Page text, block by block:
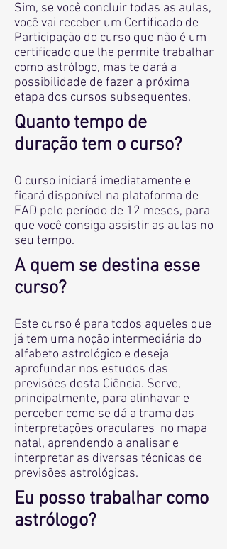
Sim, se você concluir todas as aulas,
você vai receber um Certificado de
Participação do curso que não é um
certificado que lhe permite trabalhar
como astrólogo, mas te dará a
possibilidade de fazer a próxima
etapa dos cursos subsequentes.
Quanto tempo de
duração tem o curso?
O curso iniciará imediatamente e
ficará disponível na plataforma de
EAD pelo período de 12 meses, para
que você consiga assistir as aulas no
seu tempo.
A quem se destina esse
curso?
Este curso é para todos aqueles que
já tem uma noção intermediária do
alfabeto astrológico e deseja
aprofundar nos estudos das
previsões desta Ciência. Serve,
principalmente, para alinhavar e
perceber como se dá a trama das
interpretações oraculares no mapa
natal, aprendendo a analisar e
interpretar as diversas técnicas de
previsões astrológicas.
Eu posso trabalhar como
astrólogo?